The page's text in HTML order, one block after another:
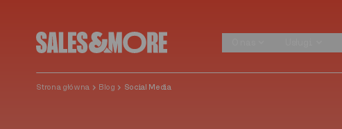
O nas
Usługi
Strona główna Blog Social Media